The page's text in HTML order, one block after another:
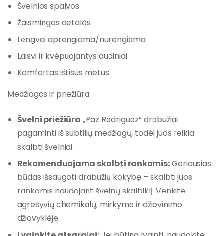
Švelnios spalvos
Žaismingos detalės
Lengvai aprengiama/nurengiama
Laisvi ir kvėpuojantys audiniai
Komfortas ištisus metus
Medžiagos ir priežiūra
Švelni priežiūra „Paz Rodriguez“ drabužiai
pagaminti iš subtilių medžiagų, todėl juos reikia
skalbti švelniai.
Rekomenduojama skalbti rankomis:Geriausias
būdas išsaugoti drabužių kokybę – skalbti juos
rankomis naudojant švelnų skalbiklį. Venkite
agresyvių chemikalų, mirkymo ir džiovinimo
džiovyklėje.